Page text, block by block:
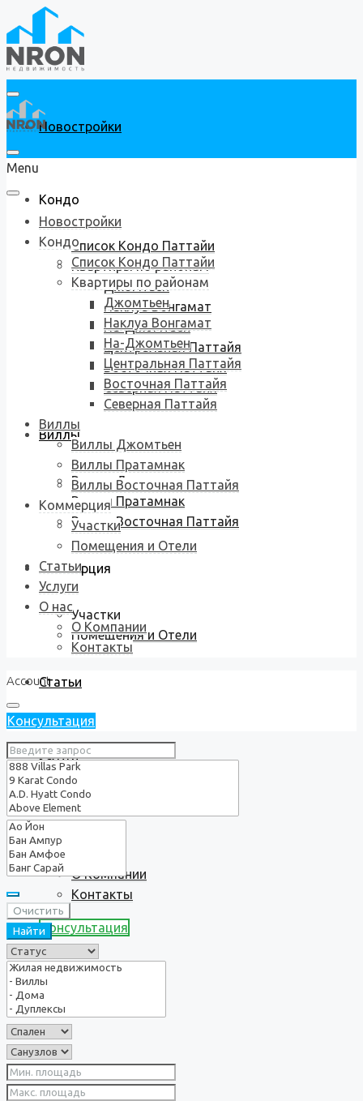
Новостройки
Кондо
Список Кондо Паттайи
Квартиры по районам
Джомтьен
Наклуа Вонгамат
На-Джомтьен
Центральная Паттайя
Восточная Паттайя
Северная Паттайя
Виллы
Виллы Джомтьен
Виллы Пратамнак
Виллы Восточная Паттайя
Коммерция
Участки
Помещения и Отели
Статьи
Услуги
О нас
О Компании
Контакты
Консультация
Menu
Новостройки
Кондо
Список Кондо Паттайи
Квартиры по районам
Джомтьен
Наклуа Вонгамат
На-Джомтьен
Центральная Паттайя
Восточная Паттайя
Северная Паттайя
Виллы
Виллы Джомтьен
Виллы Пратамнак
Виллы Восточная Паттайя
Коммерция
Участки
Помещения и Отели
Статьи
Услуги
О нас
О Компании
Контакты
Account
Консультация
Очистить
Найти